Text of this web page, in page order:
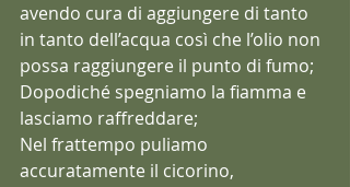
avendo cura di aggiungere di tanto
in tanto dell’acqua così che l’olio non
possa raggiungere il punto di fumo;
Dopodiché spegniamo la fiamma e
lasciamo raffreddare;
Nel frattempo puliamo
accuratamente il cicorino,